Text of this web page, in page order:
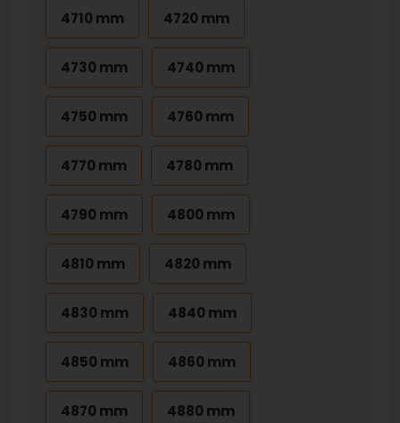
4710 mm 4720 mm
4730 mm 4740 mm
4750 mm 4760 mm
4770 mm 4780 mm
4790 mm 4800 mm
4810 mm 4820 mm
4830 mm 4840 mm
4850 mm 4860 mm
4870 mm 4880 mm